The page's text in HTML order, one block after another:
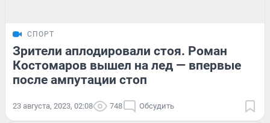
СПОРТ
Зрители аплодировали стоя. Роман
Костомаров вышел на лед — впервые
после ампутации стоп
23 августа, 2023, 02:08 748 Обсудить